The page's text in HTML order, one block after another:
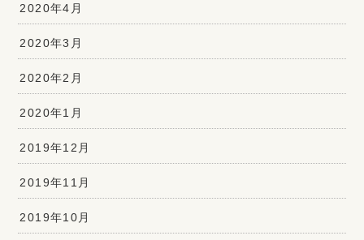
2020年4月
2020年3月
2020年2月
2020年1月
2019年12月
2019年11月
2019年10月